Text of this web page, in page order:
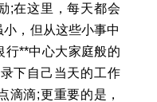
;在这里，每天都会
，但从这些小事中
行**中心大家庭般的
下自己当天的工作
滴滴;更重要的是，